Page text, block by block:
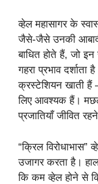
व्हेल महासागर के
जैसे-जैसे उनकी
बाधित होते हैं, जो इन
गहरा प्रभाव
क्रस्टेशियन खाती हैं
लिए आवश्यक हैं।
प्रजातियाँ जीवित
“क्रिल
उजागर करता है।
कि कम व्हेल होने से